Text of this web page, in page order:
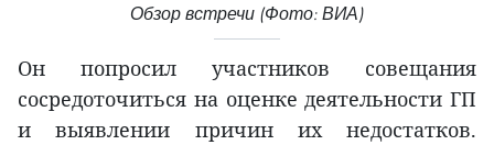
Обзор встречи (Фото: ВИА)
Он попросил участников совещания
сосредоточиться на оценке деятельности ГП
и выявлении причин их недостатков.